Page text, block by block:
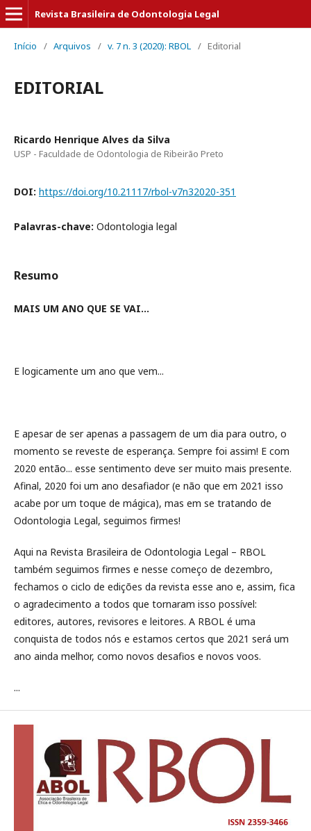
Revista Brasileira de Odontologia Legal
Início / Arquivos / v. 7 n. 3 (2020): RBOL / Editorial
EDITORIAL
Ricardo Henrique Alves da Silva
USP - Faculdade de Odontologia de Ribeirão Preto
DOI: https://doi.org/10.21117/rbol-v7n32020-351
Palavras-chave: Odontologia legal
Resumo
MAIS UM ANO QUE SE VAI…
E logicamente um ano que vem...
E apesar de ser apenas a passagem de um dia para outro, o
momento se reveste de esperança. Sempre foi assim! E com
2020 então... esse sentimento deve ser muito mais presente.
Afinal, 2020 foi um ano desafiador (e não que em 2021 isso
acabe por um toque de mágica), mas em se tratando de
Odontologia Legal, seguimos firmes!
Aqui na Revista Brasileira de Odontologia Legal – RBOL
também seguimos firmes e nesse começo de dezembro,
fechamos o ciclo de edições da revista esse ano e, assim, fica
o agradecimento a todos que tornaram isso possível:
editores, autores, revisores e leitores. A RBOL é uma
conquista de todos nós e estamos certos que 2021 será um
ano ainda melhor, como novos desafios e novos voos.
...